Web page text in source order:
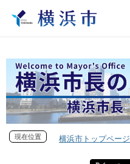
現在位置
横浜市トップページ